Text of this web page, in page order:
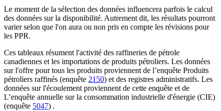
Le moment de la sélection des données influencera parfois le calcul
des données sur la disponibilité. Autrement dit, les résultats pourront
varier selon que l'on aura ou non pris en compte les révisions pour
les PPR.
Ces tableaux résument l'activité des raffineries de pétrole
canadiennes et les importations de produits pétroliers. Les données
sur l'offre pour tous les produits proviennent de l’enquête Produits
pétroliers raffinés (enquête 2150) et des registres administratifs. Les
données sur l'écoulement proviennent de cette enquête et de
L’enquête annuelle sur la consommation industrielle d'énergie (CIE)
(enquête 5047) .